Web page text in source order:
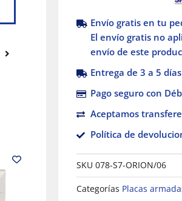
Envío gratis en tu
El envío gratis no
envío de este
Entrega de 3 a 5 días
Pago seguro con
Aceptamos
Política de
SKU 078-S7-ORION/06
Categorías Placas